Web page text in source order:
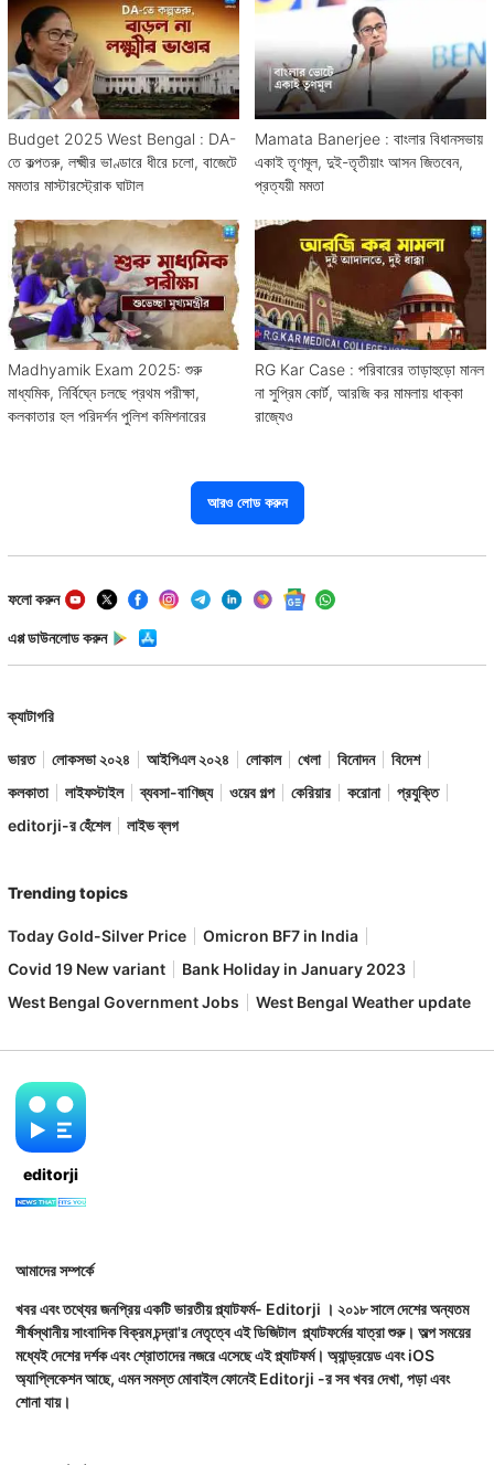
Budget 2025 West Bengal : DA-
তে কল্পতরু, লক্ষ্মীর ভাণ্ডারে ধীরে চলো, বাজেটে
মমতার মাস্টারস্ট্রোক ঘাটাল
Mamata Banerjee : বাংলার বিধানসভায়
একাই তৃণমূল, দুই-তৃতীয়াং আসন জিতবেন,
প্রত্যয়ী মমতা
Madhyamik Exam 2025: শুরু
মাধ্যমিক, নির্বিঘ্নে চলছে প্রথম পরীক্ষা,
কলকাতার হল পরিদর্শন পুলিশ কমিশনারের
RG Kar Case : পরিবারের তাড়াহুড়ো মানল
না সুপ্রিম কোর্ট, আরজি কর মামলায় ধাক্কা
রাজ্যেও
আরও লোড করুন
ফলো করুন
এপ্প ডাউনলোড করুন
ক্যাটাগরি
ভারত লোকসভা ২০২৪ আইপিএল ২০২৪ লোকাল খেলা বিনোদন
বিদেশ
কলকাতা
লাইফস্টাইল ব্যবসা-বাণিজ্য ওয়েব গল্প কেরিয়ার করোনা
প্রযুক্তি
editorji-র হেঁশেল
লাইভ ব্লগ
Trending topics
Today Gold-Silver Price
Omicron BF7 in India
Covid 19 New variant
Bank Holiday in January 2023
West Bengal Government Jobs
West Bengal Weather update
editorji
আমাদের সম্পর্কে
খবর এবং তথ্যের জনপ্রিয় একটি ভারতীয় প্ল্যাটফর্ম- Editorji । ২০১৮ সালে দেশের অন্যতম
শীর্ষস্থানীয় সাংবাদিক বিক্রম চন্দ্রা'র নেতৃত্বে এই ডিজিটাল প্ল্যাটফর্মের যাত্রা শুরু। অল্প সময়ের
মধ্যেই দেশের দর্শক এবং শ্রোতাদের নজরে এসেছে এই প্ল্যাটফর্ম। অ্যান্ড্রয়েড এবং iOS
অ্যাপ্লিকেশন আছে, এমন সমস্ত মোবাইল ফোনেই Editorji -র সব খবর দেখা, পড়া এবং
শোনা যায়।